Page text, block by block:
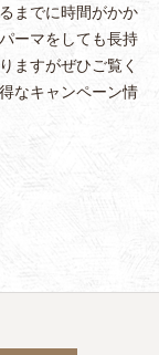
までに時間がかか
ーマをしても長持
ますがぜひご覧く
なキャンペーン情